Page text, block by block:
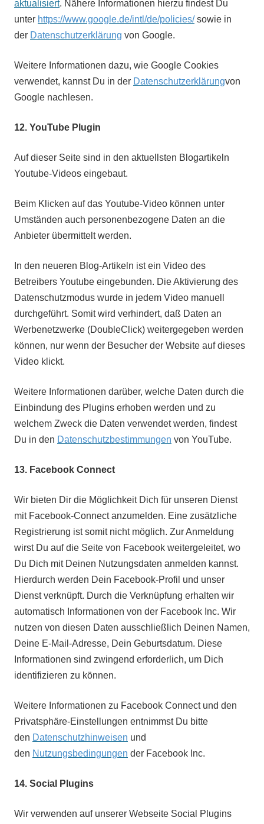
aktualisiert. Nähere Informationen hierzu findest Du
unter https://www.google.de/intl/de/policies/ sowie in
der Datenschutzerklärung von Google.
Weitere Informationen dazu, wie Google Cookies
verwendet, kannst Du in der Datenschutzerklärungvon
Google nachlesen.
12. YouTube Plugin
Auf dieser Seite sind in den aktuellsten Blogartikeln
Youtube-Videos eingebaut.
Beim Klicken auf das Youtube-Video können unter
Umständen auch personenbezogene Daten an die
Anbieter übermittelt werden.
In den neueren Blog-Artikeln ist ein Video des
Betreibers Youtube eingebunden. Die Aktivierung des
Datenschutzmodus wurde in jedem Video manuell
durchgeführt. Somit wird verhindert, daß Daten an
Werbenetzwerke (DoubleClick) weitergegeben werden
können, nur wenn der Besucher der Website auf dieses
Video klickt.
Weitere Informationen darüber, welche Daten durch die
Einbindung des Plugins erhoben werden und zu
welchem Zweck die Daten verwendet werden, findest
Du in den Datenschutzbestimmungen von YouTube.
13. Facebook Connect
Wir bieten Dir die Möglichkeit Dich für unseren Dienst
mit Facebook-Connect anzumelden. Eine zusätzliche
Registrierung ist somit nicht möglich. Zur Anmeldung
wirst Du auf die Seite von Facebook weitergeleitet, wo
Du Dich mit Deinen Nutzungsdaten anmelden kannst.
Hierdurch werden Dein Facebook-Profil und unser
Dienst verknüpft. Durch die Verknüpfung erhalten wir
automatisch Informationen von der Facebook Inc. Wir
nutzen von diesen Daten ausschließlich Deinen Namen,
Deine E-Mail-Adresse, Dein Geburtsdatum. Diese
Informationen sind zwingend erforderlich, um Dich
identifizieren zu können.
Weitere Informationen zu Facebook Connect und den
Privatsphäre-Einstellungen entnimmst Du bitte
den Datenschutzhinweisen und
den Nutzungsbedingungen der Facebook Inc.
14. Social Plugins
Wir verwenden auf unserer Webseite Social Plugins